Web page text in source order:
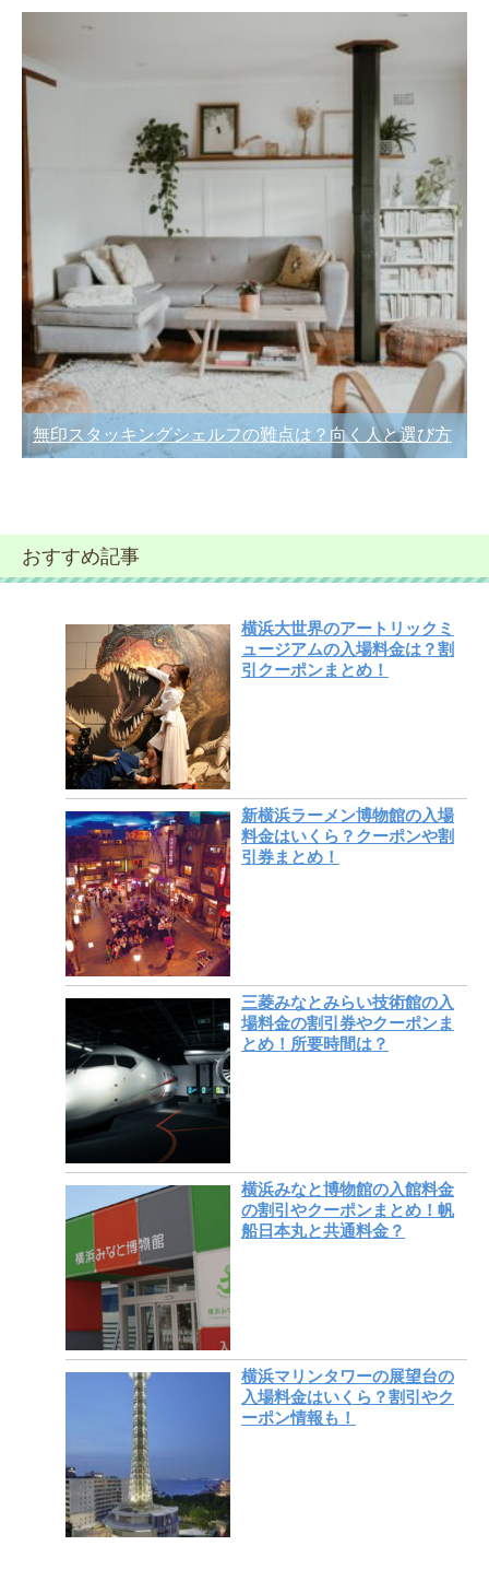
無印スタッキングシェルフの難点は？向く人と選び方
おすすめ記事
横浜大世界のアートリックミ
ュージアムの入場料金は？割
引クーポンまとめ！
新横浜ラーメン博物館の入場
料金はいくら？クーポンや割
引券まとめ！
三菱みなとみらい技術館の入
場料金の割引券やクーポンま
とめ！所要時間は？
横浜みなと博物館の入館料金
の割引やクーポンまとめ！帆
船日本丸と共通料金？
横浜マリンタワーの展望台の
入場料金はいくら？割引やク
ーポン情報も！